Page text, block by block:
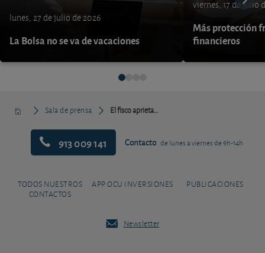
lunes, 27 de julio de 2026
La Bolsa no se va de vacaciones
viernes, 17 de julio
Más protección
financieros
Sala de prensa El fisco aprieta…
913 009 141 Contacto de lunes a viernes de 9h-14h
TODOS NUESTROS
CONTACTOS
APP OCU INVERSIONES PUBLICACIONES
Newsletter